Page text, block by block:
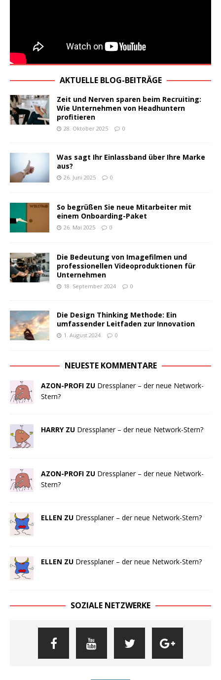
AKTUELLE BLOG-BEITRÄGE
Zeit und Nerven sparen beim Recruiting:
Wie Unternehmen von Headhuntern
profitieren
28. Oktober 2025 0
Was sagt Ihr Einlassband über Ihre Marke
aus?
26. Juni 2025 0
So begrüßen Sie neue Mitarbeiter mit
einem Onboarding-Paket
26. Mai 2025 0
Die Bedeutung von Imagefilmen und
professionellen Videoproduktionen für
Unternehmen
18. September 2024 0
Die Design Thinking Methode: Ein
umfassender Leitfaden zur Innovation
1. August 2024 0
NEUESTE KOMMENTARE
AZON-PROFI ZU Dressplaner – der neue Network-
Stern?
HARRY ZU Dressplaner – der neue Network-Stern?
AZON-PROFI ZU Dressplaner – der neue Network-
Stern?
ELLEN ZU Dressplaner – der neue Network-Stern?
ELLEN ZU Dressplaner – der neue Network-Stern?
SOZIALE NETZWERKE